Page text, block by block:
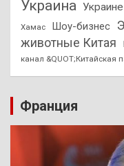
Украина Украине
Хамас Шоу-бизнес
животные Китая
канал &QUOT;Китайская
Франция